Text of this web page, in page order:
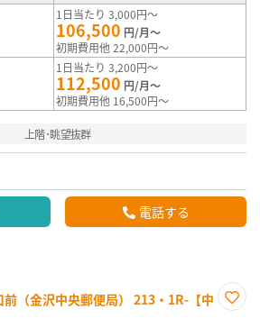
1日当たり 3,000円～
106,500 円/月～
初期費用他 22,000円～
1日当たり 3,200円～
112,500 円/月～
初期費用他 16,500円～
上階･眺望抜群
電話する
（金沢中央郵便局） 213・1R-【中